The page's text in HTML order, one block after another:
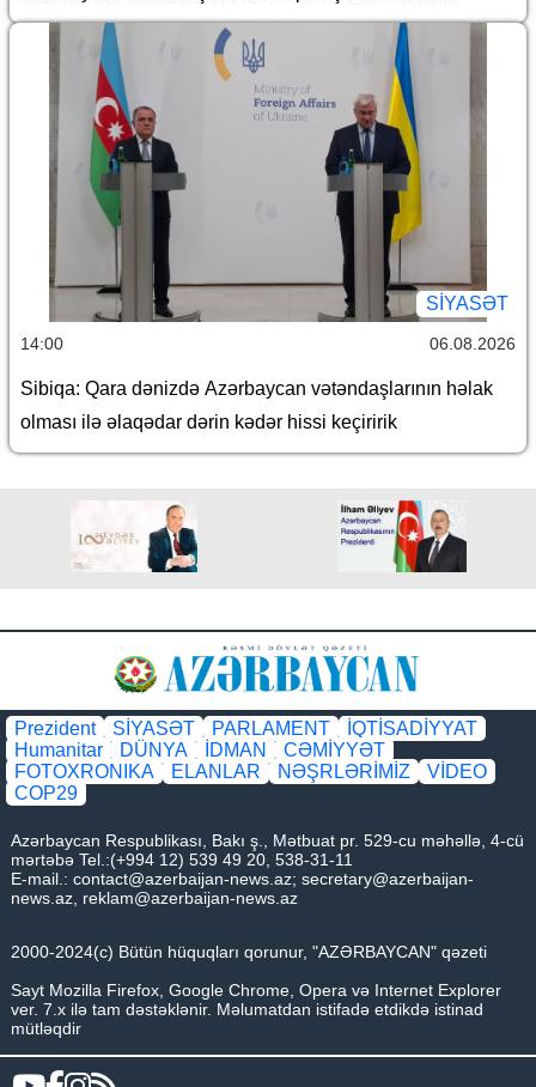
SİYASƏT
14:00 06.08.2026
Sibiqa: Qara dənizdə Azərbaycan vətəndaşlarının həlak
olması ilə əlaqədar dərin kədər hissi keçiririk
Prezident SİYASƏT PARLAMENT
İQTİSADİYYAT
Humanitar
DÜNYA İDMAN
CƏMİYYƏT
FOTOXRONIKA
ELANLAR NƏŞRLƏRİMİZ
VİDEO
COP29
Azərbaycan Respublikası, Bakı ş., Mətbuat pr. 529-cu məhəllə, 4-cü
mərtəbə Tel.:(+994 12) 539 49 20, 538-31-11
E-mail.: contact@azerbaijan-news.az; secretary@azerbaijan-
news.az reklam@azerbaijan-news.az
2000-2024(c) Bütün hüquqları qorunur, "AZƏRBAYCAN" qəzeti
Sayt Mozilla Firefox, Google Chrome, Opera və Internet Explorer
ver. 7.x ilə tam dəstəklənir. Məlumatdan istifadə etdikdə istinad
mütləqdir